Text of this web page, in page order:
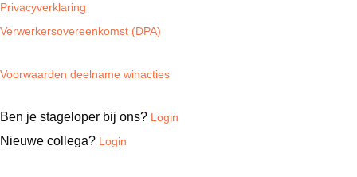
Privacyverklaring
Verwerkersovereenkomst (DPA)
Voorwaarden deelname winacties
Ben je stageloper bij ons? Login
Nieuwe collega? Login